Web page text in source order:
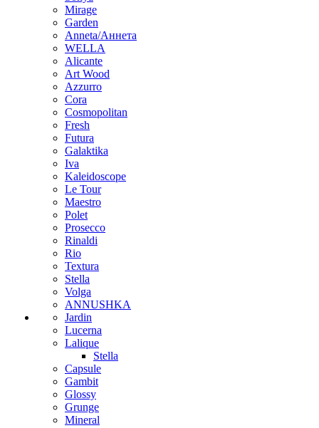
Mirage
Garden
Anneta/Аннета
WELLA
Alicante
Art Wood
Azzurro
Cora
Cosmopolitan
Fresh
Futura
Galaktika
Iva
Kaleidoscope
Le Tour
Maestro
Polet
Prosecco
Rinaldi
Rio
Textura
Stella
Volga
ANNUSHKA
Jardin
Lucerna
Lalique
Stella
Capsule
Gambit
Glossy
Grunge
Mineral